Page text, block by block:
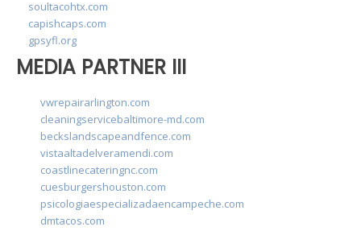
soultacohtx.com
capishcaps.com
gpsyfl.org
MEDIA PARTNER III
vwrepairarlington.com
cleaningservicebaltimore-md.com
beckslandscapeandfence.com
vistaaltadelveramendi.com
coastlinecateringnc.com
cuesburgershouston.com
psicologiaespecializadaencampeche.com
dmtacos.com